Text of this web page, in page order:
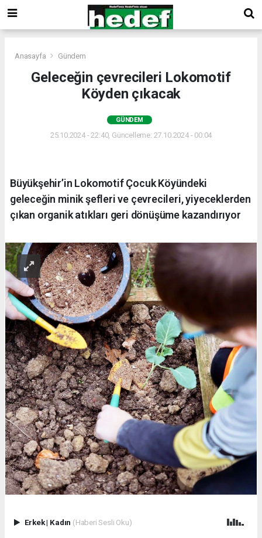
Anasayfa Gündem
Geleceğin çevrecileri Lokomotif
Köyden çıkacak
GÜNDEM
25.10.2024 - 22:40, Güncelleme: 27.10.2024 - 00:04
Büyükşehir’in Lokomotif Çocuk Köyündeki
geleceğin minik şefleri ve çevrecileri, yiyeceklerden
çıkan organik atıkları geri dönüşüme kazandırıyor
Erkek| Kadın (Haberi Sesli Oku)